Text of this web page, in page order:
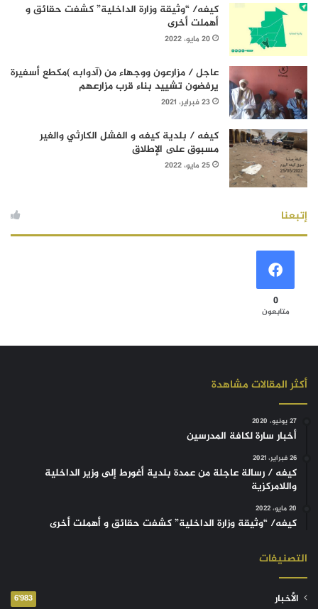
كيفه/ “وثيقة وزارة الداخلية” كشفت حقائق و
أهملت أخرى
20 مايو، 2022
عاجل / مزارعون ووجهاء من (آدوابه )مكطع أسفيرة
يرفضون تشييد بناء قرب مزارعهم
23 فبراير، 2021
كيفه / بلدية كيفه و الفشل الكارثي والغير
مسبوق على الإطلاق
25 مايو، 2022
إتبعنا
0
متابعون
أكثر المقالات مشاهدة
27 يونيو، 2020
أخبار سارة لكافة المدرسين
26 فبراير، 2021
كيفه / رسالة عاجلة من عمدة بلدية أغورط إلى وزير الداخلية
واللامركزية
20 مايو، 2022
كيفه/ “وثيقة وزارة الداخلية” كشفت حقائق و أهملت أخرى
التصنيفات
الأخبار 6٬983